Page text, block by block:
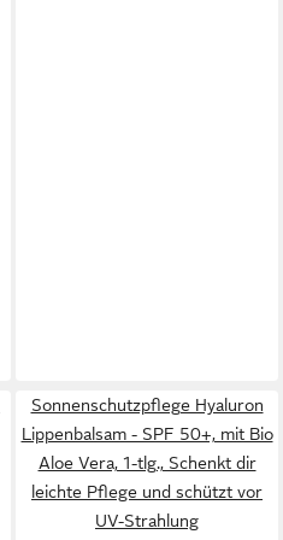
Sonnenschutzpflege Hyaluron
Lippenbalsam - SPF 50+, mit Bio
Aloe Vera, 1-tlg., Schenkt dir
leichte Pflege und schützt vor
UV-Strahlung